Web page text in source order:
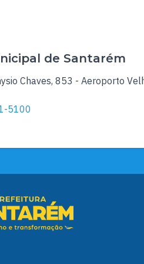
de Santarém
Chaves, 853 - Aeroporto
5100